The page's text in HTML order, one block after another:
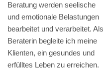
Beratung werden seelische
und emotionale Belastungen
bearbeitet und verarbeitet. Als
Beraterin begleite ich meine
Klienten, ein gesundes und
erfülltes Leben zu erreichen.